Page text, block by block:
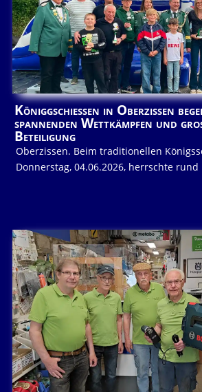
Königgschießen in Oberzissen
spannenden Wettkämpfen und
Beteiligung
Oberzissen. Beim traditionellen
Donnerstag, 04.06.2026, herrschte rund